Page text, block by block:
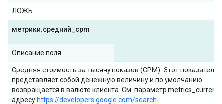
ЛОЖЬ
метрики.средний cpm
Описание поля
Средняя стоимость за тысячу показов (CPM). Этот показатель
представляет собой денежную величину и по умолчанию
возвращается в валюте клиента. См. параметр
адресу https://developers.google.com/search-